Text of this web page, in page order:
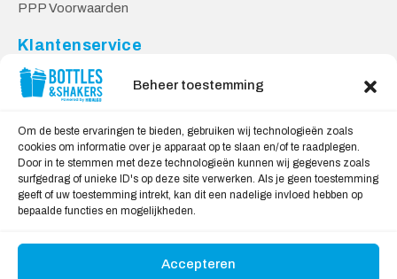
Beheer toestemming
Om de beste ervaringen te bieden, gebruiken wij technologieën zoals
cookies om informatie over je apparaat op te slaan en/of te raadplegen.
Door in te stemmen met deze technologieën kunnen wij gegevens zoals
surfgedrag of unieke ID's op deze site verwerken. Als je geen toestemming
geeft of uw toestemming intrekt, kan dit een nadelige invloed hebben op
bepaalde functies en mogelijkheden.
Accepteren
PPP Voorwaarden
Klantenservice
Contact
Levering & Retourneren
Veilig Shoppen
My account
Winkelwagen